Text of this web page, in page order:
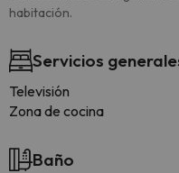
habitación.
Servicios
Televisión
Zona de cocina
Baño